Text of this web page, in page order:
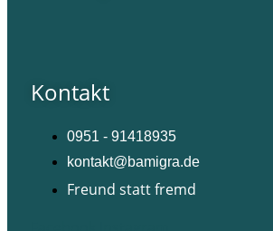
Kontakt
0951 - 91418935
kontakt@bamigra.de
Freund statt fremd